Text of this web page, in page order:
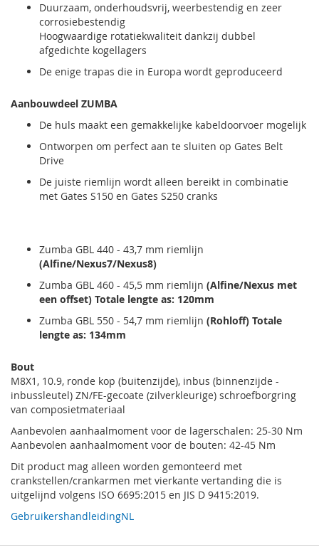
Duurzaam, onderhoudsvrij, weerbestendig en zeer
corrosiebestendig
Hoogwaardige rotatiekwaliteit dankzij dubbel
afgedichte kogellagers
De enige trapas die in Europa wordt geproduceerd
Aanbouwdeel ZUMBA
De huls maakt een gemakkelijke kabeldoorvoer mogelijk
Ontworpen om perfect aan te sluiten op Gates Belt
Drive
De juiste riemlijn wordt alleen bereikt in combinatie
met Gates S150 en Gates S250 cranks
Zumba GBL 440 - 43,7 mm riemlijn
(Alfine/Nexus7/Nexus8)
Zumba GBL 460 - 45,5 mm riemlijn (Alfine/Nexus met
een offset) Totale lengte as: 120mm
Zumba GBL 550 - 54,7 mm riemlijn (Rohloff) Totale
lengte as: 134mm
Bout
M8X1, 10.9, ronde kop (buitenzijde), inbus (binnenzijde -
inbussleutel) ZN/FE-gecoate (zilverkleurige) schroefborgring
van composietmateriaal
Aanbevolen aanhaalmoment voor de lagerschalen: 25-30 Nm
Aanbevolen aanhaalmoment voor de bouten: 42-45 Nm
Dit product mag alleen worden gemonteerd met
crankstellen/crankarmen met vierkante vertanding die is
uitgelijnd volgens ISO 6695:2015 en JIS D 9415:2019.
GebruikershandleidingNL